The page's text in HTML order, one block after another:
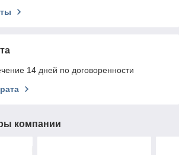
14 дней по договоренности
компании